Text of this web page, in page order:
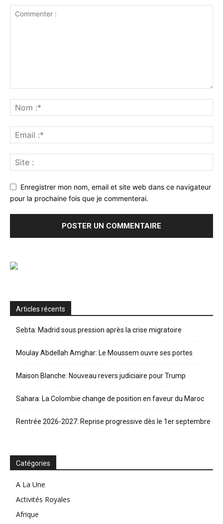
Enregistrer mon nom, email et site web dans ce navigateur
pour la prochaine fois que je commenterai.
Articles récents
Sebta: Madrid sous pression après la crise migratoire
Moulay Abdellah Amghar: Le Moussem ouvre ses portes
Maison Blanche: Nouveau revers judiciaire pour Trump
Sahara: La Colombie change de position en faveur du Maroc
Rentrée 2026-2027: Reprise progressive dès le 1er septembre
Catégories
A La Une
Activités Royales
Afrique